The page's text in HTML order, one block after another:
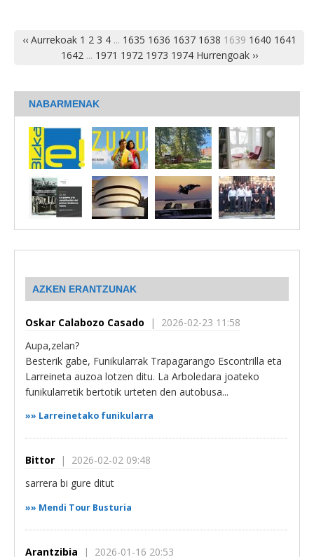
‹‹ Aurrekoak 1 2 3 4... 1635 1636 1637 1638 1639 1640 1641
1642... 1971 1972 1973 1974 Hurrengoak ››
NABARMENAK
AZKEN ERANTZUNAK
Oskar Calabozo Casado | 2026-02-23 11:58
Aupa,zelan?
Besterik gabe, Funikularrak Trapagarango Escontrilla eta
Larreineta auzoa lotzen ditu. La Arboledara joateko
funikularretik bertotik urteten den autobusa...
»» Larreinetako funikularra
Bittor | 2026-02-02 09:48
sarrera bi gure ditut
»» Mendi Tour Busturia
Arantzibia
| 2026-01-16 20:53